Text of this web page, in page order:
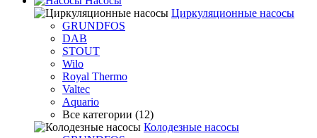
Циркуляционные насосы
GRUNDFOS
DAB
STOUT
Wilo
Royal Thermo
Valtec
Aquario
Все категории (12)
Колодезные насосы